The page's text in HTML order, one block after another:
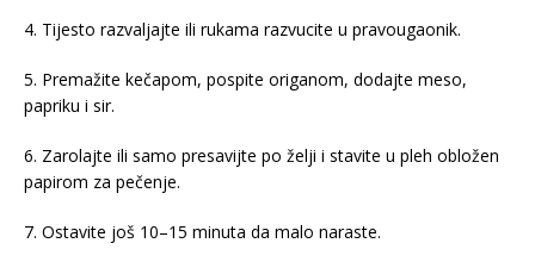
4. Tijesto razvaljajte ili rukama razvucite u pravougaonik.
5. Premažite kečapom, pospite origanom, dodajte meso,
papriku i sir.
6. Zarolajte ili samo presavijte po želji i stavite u pleh obložen
papirom za pečenje.
7. Ostavite još 10–15 minuta da malo naraste.